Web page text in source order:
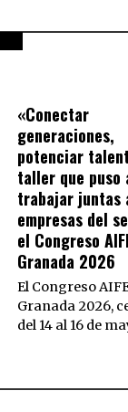
«Conectar
generaciones,
potenciar
taller que puso
trabajar juntas
empresas del
el Congreso
Granada 2026
El Congreso
Granada 2026,
del 14 al 16 de